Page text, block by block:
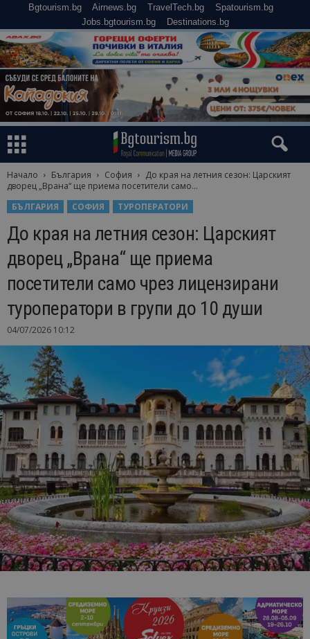
Bgtourism.bg Airnews.bg TravelTech.bg
Spatourism.bg
Jobs.bgtourism.bg
Destinations.bg
Начало България София
До края на летния сезон: Царският
дворец „Врана“ ще приема посетители само...
БЪЛГАРИЯ
СОФИЯ ТУРОПЕРАТОРИ
До края на летния сезон: Царският
дворец „Врана“ ще приема
посетители само чрез лицензирани
туроператори в групи до 10 души
04/07/2026 10:12